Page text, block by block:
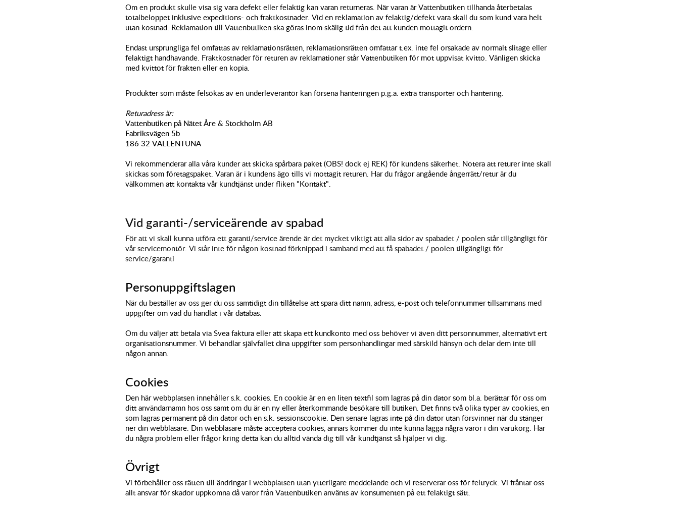
Om en produkt skulle visa sig vara defekt eller felaktig kan varan returneras. När varan är Vattenbutiken tillhanda återbetalas
totalbeloppet inklusive expeditions- och fraktkostnader. Vid en reklamation av felaktig/defekt vara skall du som kund vara helt
utan kostnad. Reklamation till Vattenbutiken ska göras inom skälig tid från det att kunden mottagit ordern.
Endast ursprungliga fel omfattas av reklamationsrätten, reklamationsrätten omfattar t.ex. inte fel orsakade av normalt slitage eller
felaktigt handhavande. Fraktkostnader för returen av reklamationer står Vattenbutiken för mot uppvisat kvitto. Vänligen skicka
med kvittot för frakten eller en kopia.
Produkter som måste felsökas av en underleverantör kan försena hanteringen p.g.a. extra transporter och hantering.
Returadress är:
Vattenbutiken på Nätet Åre & Stockholm AB
Fabriksvägen 5b
186 32 VALLENTUNA
Vi rekommenderar alla våra kunder att skicka spårbara paket (OBS! dock ej REK) för kundens säkerhet. Notera att returer inte skall
skickas som företagspaket. Varan är i kundens ägo tills vi mottagit returen. Har du frågor angående ångerrätt/retur är du
välkommen att kontakta vår kundtjänst under fliken "Kontakt".
Vid garanti-/serviceärende av spabad
För att vi skall kunna utföra ett garanti/service ärende är det mycket viktigt att alla sidor av spabadet / poolen står tillgängligt för
vår servicemontör. Vi står inte för någon kostnad förknippad i samband med att få spabadet / poolen tillgängligt för
service/garanti
Personuppgiftslagen
När du beställer av oss ger du oss samtidigt din tillåtelse att spara ditt namn, adress, e-post och telefonnummer tillsammans med
uppgifter om vad du handlat i vår databas.
Om du väljer att betala via Svea faktura eller att skapa ett kundkonto med oss behöver vi även ditt personnummer, alternativt ert
organisationsnummer. Vi behandlar självfallet dina uppgifter som personhandlingar med särskild hänsyn och delar dem inte till
någon annan.
Cookies
Den här webbplatsen innehåller s.k. cookies. En cookie är en en liten textfil som lagras på din dator som bl.a. berättar för oss om
ditt användarnamn hos oss samt om du är en ny eller återkommande besökare till butiken. Det finns två olika typer av cookies, en
som lagras permanent på din dator och en s.k. sessionscookie. Den senare lagras inte på din dator utan försvinner när du stänger
ner din webbläsare. Din webbläsare måste acceptera cookies, annars kommer du inte kunna lägga några varor i din varukorg. Har
du några problem eller frågor kring detta kan du alltid vända dig till vår kundtjänst så hjälper vi dig.
Övrigt
Vi förbehåller oss rätten till ändringar i webbplatsen utan ytterligare meddelande och vi reserverar oss för feltryck. Vi fråntar oss
allt ansvar för skador uppkomna då varor från Vattenbutiken använts av konsumenten på ett felaktigt sätt.